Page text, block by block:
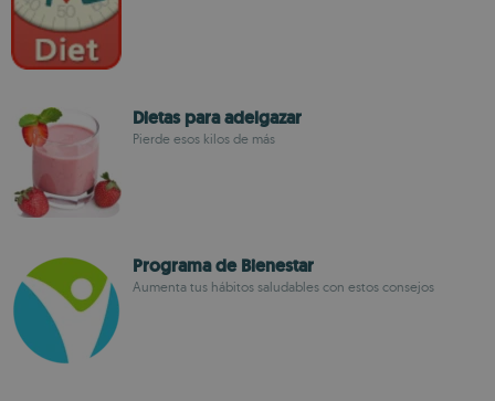
Dietas para adelgazar
Pierde esos kilos de más
Programa de Bienestar
Aumenta tus hábitos saludables con estos consejos